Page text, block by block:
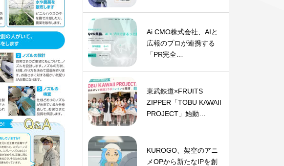
Ai CMO株式会社、AIと
広報のプロが連携する
「PR完全…
東武鉄道×FRUITS
ZIPPER「TOBU KAWAII
PROJECT」始動…
KUROGO、架空のアニ
メOPから新たなIPを創